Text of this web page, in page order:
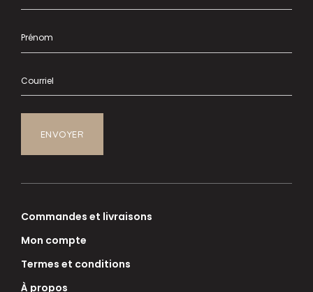
Commandes et livraisons
Mon compte
Termes et conditions
À propos